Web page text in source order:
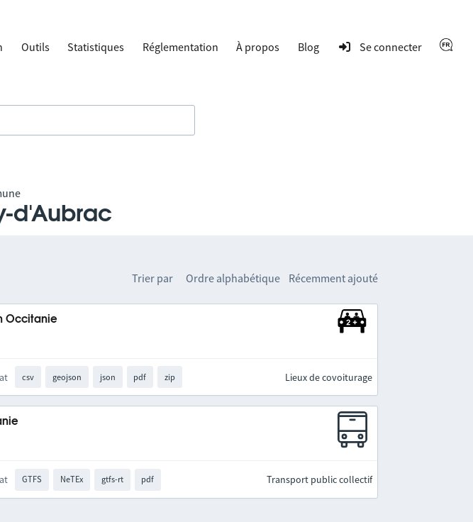
Outils Statistiques Réglementation À propos Blog Se connecter
d'Aubrac
Trier par Ordre alphabétique Récemment ajouté
Occitanie
csv geojson json pdf zip Lieux de covoiturage
GTFS NeTEx gtfs-rt pdf Transport public collectif